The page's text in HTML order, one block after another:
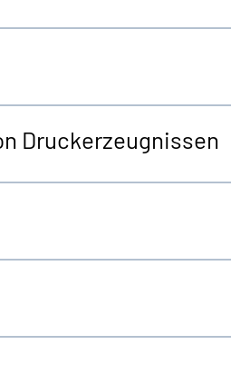
Druckerzeugnissen